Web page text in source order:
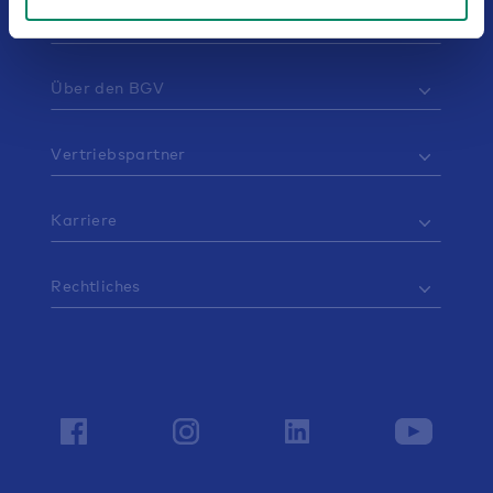
Service
Über den BGV
Vertriebspartner
Karriere
Rechtliches